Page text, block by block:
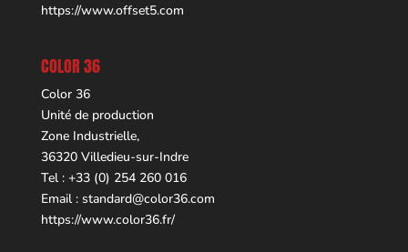
https://www.offset5.com
COLOR 36
Color 36
Unité de production
Zone Industrielle,
36320 Villedieu-sur-Indre
Tel : +33 (0) 254 260 016
Email : standard@color36.com
https://www.color36.fr/